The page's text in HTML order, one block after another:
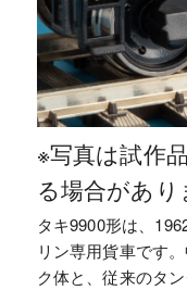
※写真は試作
る場合があり
タキ9900形は、
リン専用貨車です
ク体と、従来のタ